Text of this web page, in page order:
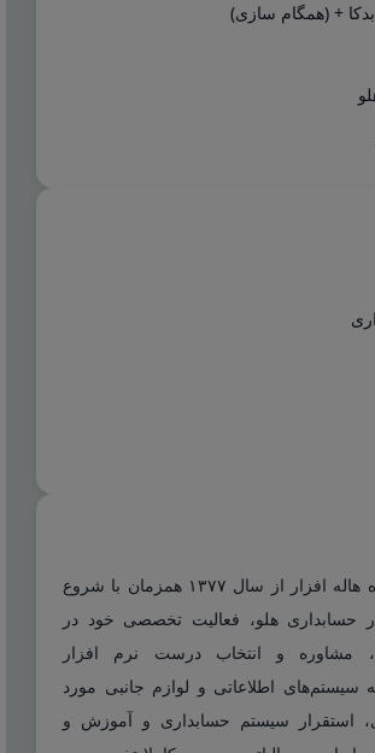
+ (همگام سازی)
شرکت مشاوره هاله افزار از سال ۱۳۷۷ همزمان با شروع
حسابداری هلو، فعالیت تخصصی خود در
مشاوره و انتخاب درست نرم افزار
سیستم‌های اطلاعاتی و لوازم جانبی مورد
استقرار سیستم حسابداری و آموزش و